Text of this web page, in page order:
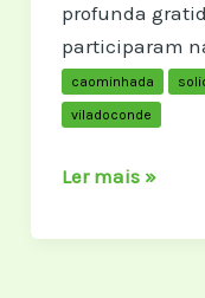
profunda
participaram
caominhada
viladoconde
Cãominhada,
nosso
Ler mais »